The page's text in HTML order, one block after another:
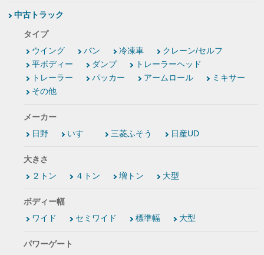
中古トラック
タイプ
ウイング
バン 冷凍車
クレーン/セルフ
平ボディー
ダンプ
トレーラーヘッド
トレーラー
パッカー アームロール
ミキサー
その他
メーカー
日野
いすゞ 三菱ふそう 日産UD
大きさ
２トン
４トン 増トン 大型
ボディー幅
ワイド
セミワイド 標準幅 大型
パワーゲート